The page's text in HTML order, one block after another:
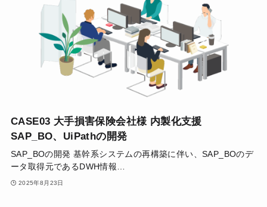
CASE03 大手損害保険会社様 内製化支援
SAP_BO、UiPathの開発
SAP_BOの開発 基幹系システムの再構築に伴い、SAP_BOのデ
ータ取得元であるDWH情報…
2025年8月23日